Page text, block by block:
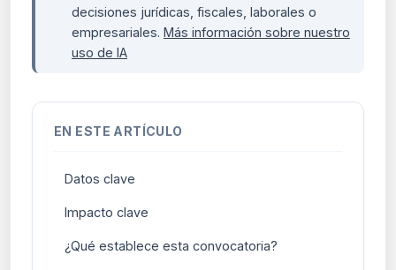
decisiones jurídicas, fiscales, laborales o
empresariales. Más información sobre nuestro
uso de IA
EN ESTE ARTÍCULO
Datos clave
Impacto clave
¿Qué establece esta convocatoria?